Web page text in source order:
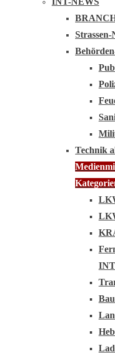
Technik
INT